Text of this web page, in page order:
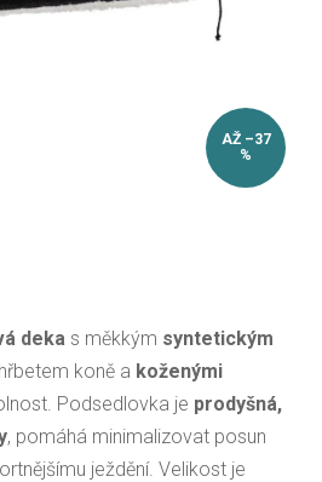
deka s měkkým syntetickým
koně a koženými
Podsedlovka je prodyšná,
, pomáhá minimalizovat posun
ježdění. Velikost je
AŽ –37
%